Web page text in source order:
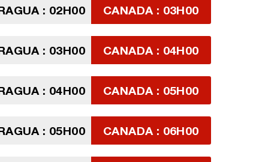
: 02H00 CANADA : 03H00
: 03H00 CANADA : 04H00
: 04H00 CANADA : 05H00
: 05H00 CANADA : 06H00